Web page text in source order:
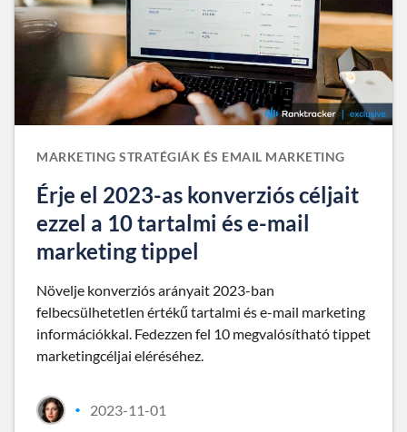
MARKETING STRATÉGIÁK ÉS EMAIL MARKETING
Érje el 2023-as konverziós céljait
ezzel a 10 tartalmi és e-mail
marketing tippel
Növelje konverziós arányait 2023-ban
felbecsülhetetlen értékű tartalmi és e-mail marketing
információkkal. Fedezzen fel 10 megvalósítható tippet
marketingcéljai eléréséhez.
• 2023-11-01